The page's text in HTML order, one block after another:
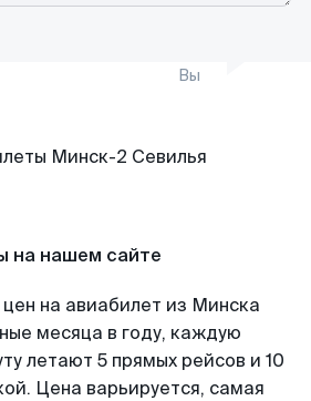
Вы
на нашем сайте
на авиабилет из Минска
месяца в году, каждую
летают 5 прямых рейсов и 10
Цена варьируется, самая